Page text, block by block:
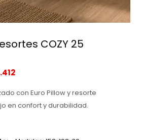
COZY 25
con Euro Pillow y resorte
en confort y durabilidad.